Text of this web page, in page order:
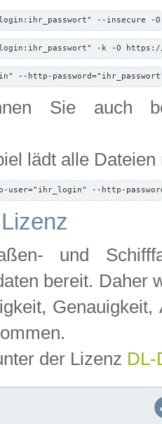
--insecure -
-k -O https://
--http-
Sie auch
lädt alle
--http-
und
bereit. Daher
der Lizenz